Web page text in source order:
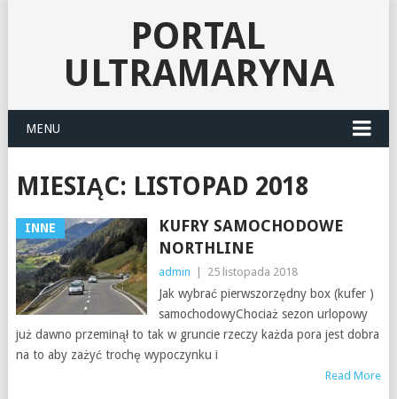
PORTAL
ULTRAMARYNA
MENU
MIESIĄC: LISTOPAD 2018
INNE
KUFRY SAMOCHODOWE
NORTHLINE
admin 25 listopada 2018
Jak wybrać pierwszorzędny box (kufer )
samochodowyChociaż sezon urlopowy
już dawno przeminął to tak w gruncie rzeczy każda pora jest dobra
na to aby zażyć trochę wypoczynku i
Read More